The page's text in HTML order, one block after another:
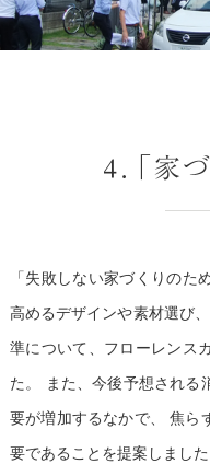
「失敗しない家づくりのた
高めるデザインや素材選び、
準について、フローレンス
た。
また、今後予想される
要が増加するなかで、焦ら
要であることを提案しました